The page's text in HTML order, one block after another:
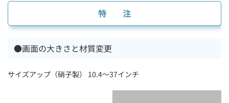
特 注
●画面の大きさと材質変更
サイズアップ（硝子製） 10.4〜37インチ